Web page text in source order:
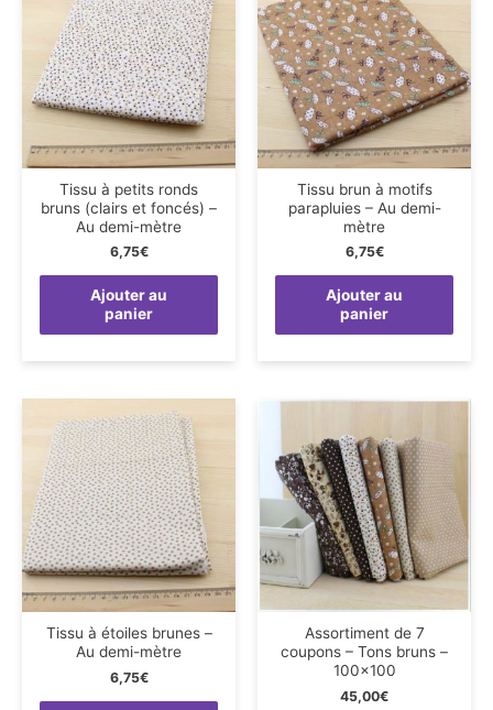
Tissu à petits ronds
bruns (clairs et foncés) –
Au demi-mètre
6,75€
Ajouter au
panier
Tissu brun à motifs
parapluies – Au demi-
mètre
6,75€
Ajouter au
panier
Tissu à étoiles brunes –
Au demi-mètre
6,75€
Assortiment de 7
coupons – Tons bruns –
100×100
45,00€